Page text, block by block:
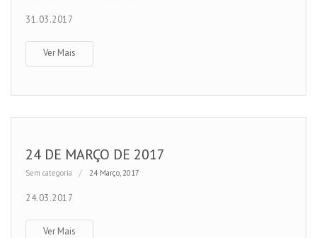
31.03.2017
Ver Mais
24 DE MARÇO DE 2017
Sem categoria 24 Março, 2017
24.03.2017
Ver Mais